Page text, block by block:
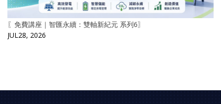
〖免費講座｜智匯永續：雙軸新紀元 系列6〗
JUL28, 2026